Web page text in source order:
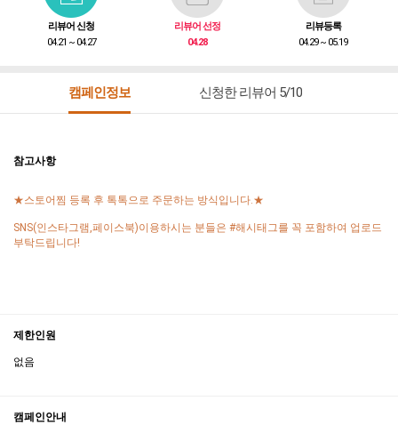
리뷰어 신청
04.21 ~ 04.27
리뷰어 선정
04.28
리뷰등록
04.29 ~ 05.19
캠페인정보 신청한 리뷰어 5/10
참고사항
★스토어찜 등록 후 톡톡으로 주문하는 방식입니다.★
SNS(인스타그램,페이스북)이용하시는 분들은 #해시태그를 꼭 포함하여 업로드
부탁드립니다!
제한인원
없음
캠페인안내